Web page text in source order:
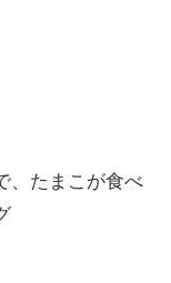
、たまこが食べ